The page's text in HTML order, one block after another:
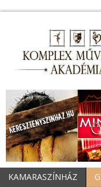
KAMARASZÍNHÁZ